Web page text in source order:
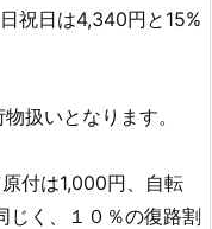
祝日は4,340円と15%
扱いとなります。
付は1,000円、自転
じく、１０％の復路割